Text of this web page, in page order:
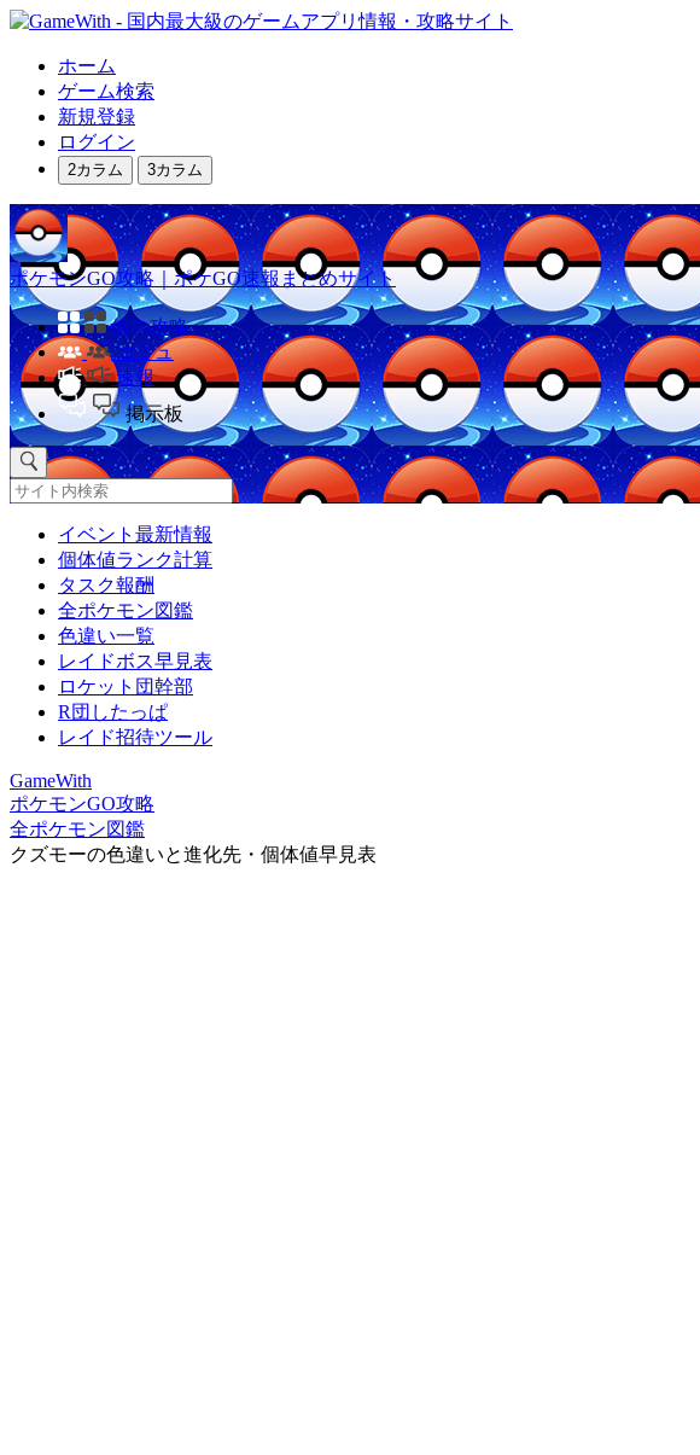
ホーム
ゲーム検索
新規登録
ログイン
2カラム 3カラム
ポケモンGO攻略｜ポケGO速報まとめサイト
他の攻略
コミュ
速報
掲示板
イベント最新情報
個体値ランク計算
タスク報酬
全ポケモン図鑑
色違い一覧
レイドボス早見表
ロケット団幹部
R団したっぱ
レイド招待ツール
GameWith
ポケモンGO攻略
全ポケモン図鑑
クズモーの色違いと進化先・個体値早見表